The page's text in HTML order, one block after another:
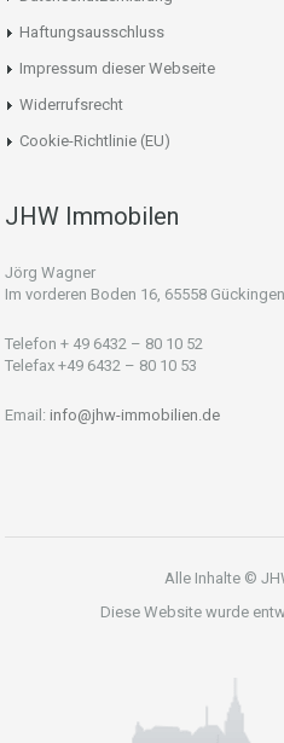
Haftungsausschluss
Impressum dieser Webseite
Widerrufsrecht
Cookie-Richtlinie (EU)
JHW Immobilen
Jörg Wagner
Im vorderen Boden 16, 65558 Gückingen
Telefon + 49 6432 – 80 10 52
Telefax +49 6432 – 80 10 53
Email: info@jhw-immobilien.de
Alle Inhalte ©
Diese Website wurde